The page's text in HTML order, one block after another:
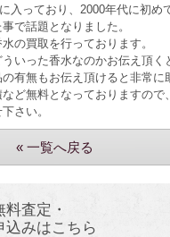
入っており、2000年代に初め
で話題となりました。
の買取を行っております。
いった香水なのかお伝え頂く
有無もお伝え頂けると非常に
ど無料となっておりますので
さい。
« 一覧へ戻る
査定・
込みはこちら